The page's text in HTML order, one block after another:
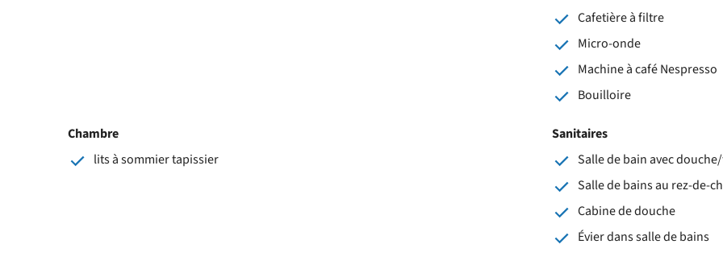
Cafetière à filtre
Micro-onde
Machine à café Nespresso
Bouilloire
Chambre
lits à sommier tapissier
Sanitaires
Salle de bain avec
Salle de bains au rez-de-
Cabine de douche
Évier dans salle de bains